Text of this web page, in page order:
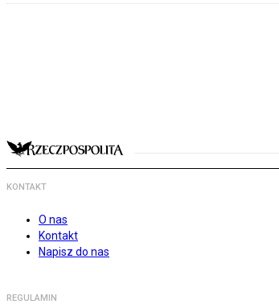
KONTAKT
O nas
Kontakt
Napisz do nas
REGULAMIN